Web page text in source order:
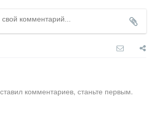
комментариев, станьте первым.